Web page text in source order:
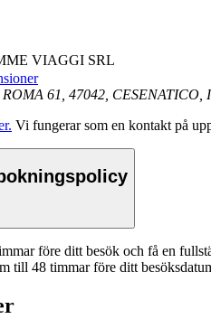
VIAGGI SRL
61, 47042, CESENATICO,
Vi fungerar som en kontakt på
före ditt besök och få en
till 48 timmar före ditt